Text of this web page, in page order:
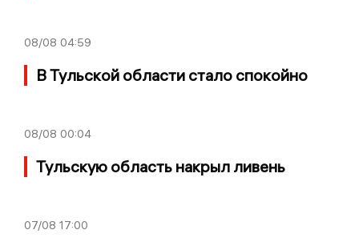
08/08 04:59
В Тульской области стало спокойно
08/08 00:04
Тульскую область накрыл ливень
07/08 17:00